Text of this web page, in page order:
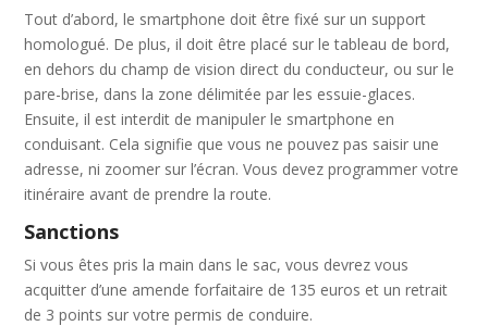
Tout d’abord, le smartphone doit être fixé sur un support
homologué. De plus, il doit être placé sur le tableau de bord,
en dehors du champ de vision direct du conducteur, ou sur le
pare-brise, dans la zone délimitée par les essuie-glaces.
Ensuite, il est interdit de manipuler le smartphone en
conduisant. Cela signifie que vous ne pouvez pas saisir une
adresse, ni zoomer sur l’écran. Vous devez programmer votre
itinéraire avant de prendre la route.
Sanctions
Si vous êtes pris la main dans le sac, vous devrez vous
acquitter d’une amende forfaitaire de 135 euros et un retrait
de 3 points sur votre permis de conduire.